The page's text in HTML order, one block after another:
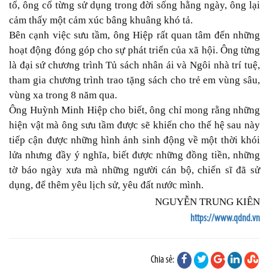
tổ, ông cố từng sử dụng trong đời sống hằng ngày, ông lại
cảm thấy một cảm xúc bâng khuâng khó tả.
Bên cạnh việc sưu tầm, ông Hiệp rất quan tâm đến những
hoạt động đóng góp cho sự phát triển của xã hội. Ông từng
là đại sứ chương trình Tủ sách nhân ái và Ngôi nhà trí tuệ,
tham gia chương trình trao tặng sách cho trẻ em vùng sâu,
vùng xa trong 8 năm qua.
Ông Huỳnh Minh Hiệp cho biết, ông chỉ mong rằng những
hiện vật mà ông sưu tầm được sẽ khiến cho thế hệ sau này
tiếp cận được những hình ảnh sinh động về một thời khói
lửa nhưng đầy ý nghĩa, biết được những đồng tiền, những
tờ báo ngày xưa mà những người cán bộ, chiến sĩ đã sử
dụng, để thêm yêu lịch sử, yêu đất nước mình.
NGUYỄN TRUNG KIÊN
https://www.qdnd.vn
Chia sẻ: